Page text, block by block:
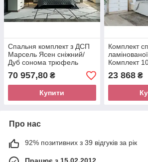
Спальня комплект з ДСП
Марсель Ясен сніжний/
Дуб сонома трюфель
Gerbor
70 957,80 ₴
Купити
Комплект
Комплект
Сонома +
23 868₴
Про нас
92% позитивних з 39 відгуків за рік